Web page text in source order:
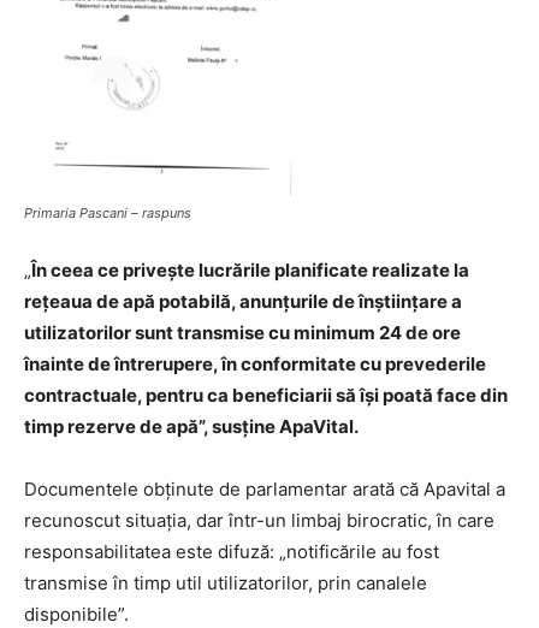
Primaria Pascani – raspuns
„În ceea ce privește lucrările planificate realizate la
rețeaua de apă potabilă, anunțurile de înștiințare a
utilizatorilor sunt transmise cu minimum 24 de ore
înainte de întrerupere, în conformitate cu prevederile
contractuale, pentru ca beneficiarii să își poată face din
timp rezerve de apă”, susține ApaVital.
Documentele obținute de parlamentar arată că Apavital a
recunoscut situația, dar într-un limbaj birocratic, în care
responsabilitatea este difuză: „notificările au fost
transmise în timp util utilizatorilor, prin canalele
disponibile”.